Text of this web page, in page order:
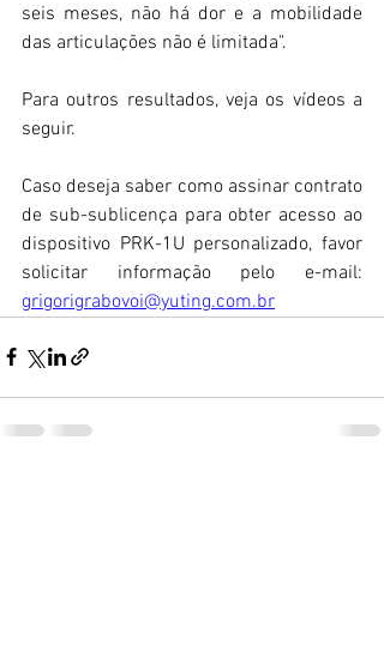
seis meses, não há dor e a mobilidade
das articulações não é limitada".
Para outros resultados, veja os vídeos a
seguir.
Caso deseja saber como assinar contrato
de sub-sublicença para obter acesso ao
dispositivo PRK-1U personalizado, favor
grigorigrabovoi@yuting.com.br